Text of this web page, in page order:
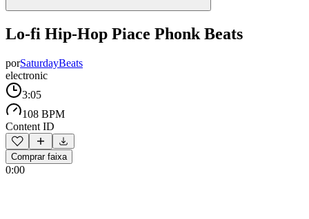
Lo-fi Hip-Hop Piace Phonk Beats
porSaturdayBeats
electronic
3:05
108 BPM
Content ID
Comprar faixa
0:00